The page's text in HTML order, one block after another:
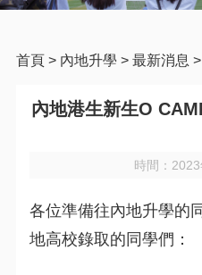
首頁> 內地升學 > 最新消息 >
內地港生新生O
時間：
各位準備往內地升學的
地高校錄取的同學們：